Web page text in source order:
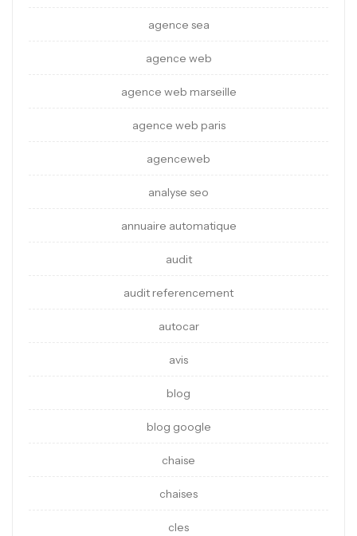
agence sea
agence web
agence web marseille
agence web paris
agenceweb
analyse seo
annuaire automatique
audit
audit referencement
autocar
avis
blog
blog google
chaise
chaises
cles